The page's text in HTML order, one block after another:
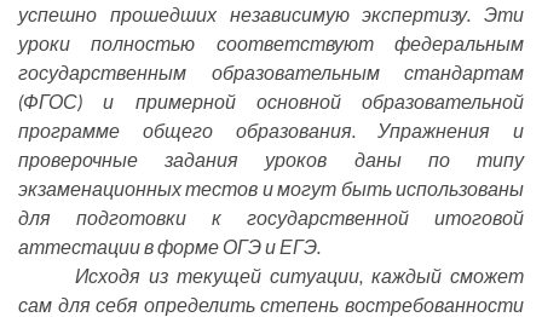
успешно прошедших независимую экспертизу. Эти
уроки полностью соответствуют федеральным
государственным образовательным стандартам
(ФГОС) и примерной основной образовательной
программе общего образования. Упражнения и
проверочные задания уроков даны по типу
экзаменационных тестов и могут быть использованы
для подготовки к государственной итоговой
аттестации в форме ОГЭ и ЕГЭ.
Исходя из текущей ситуации, каждый сможет
сам для себя определить степень востребованности